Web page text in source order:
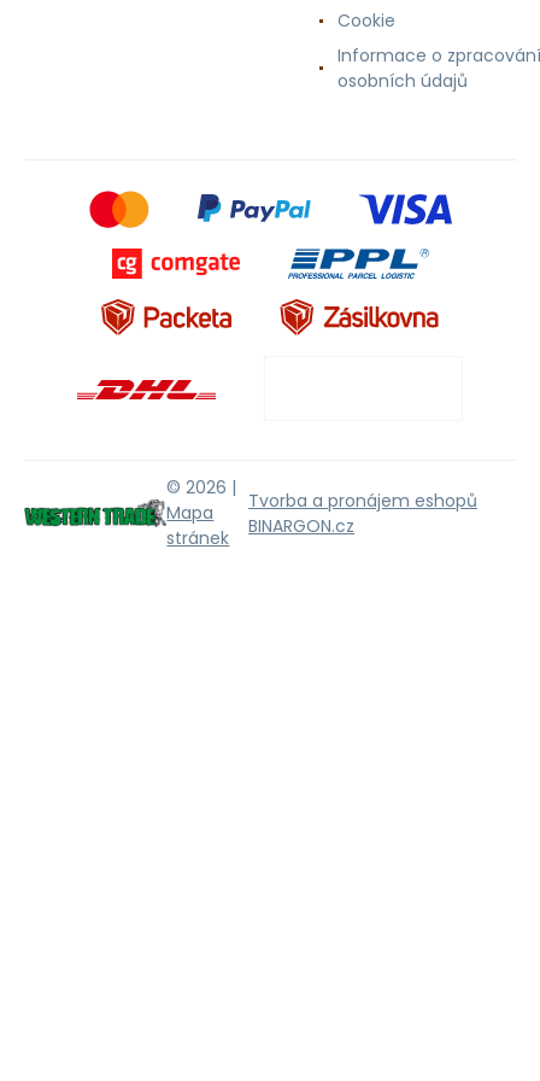
Cookie
Informace o zpracování
osobních údajů
© 2026 |
Mapa
stránek
Tvorba a pronájem eshopů
BINARGON.cz